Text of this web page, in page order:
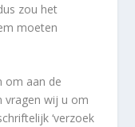
zou het
moeten
om aan de
vragen wij u om
‘verzoek